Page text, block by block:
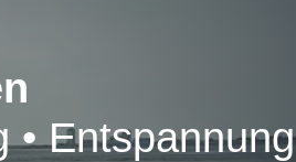
• Entspannung